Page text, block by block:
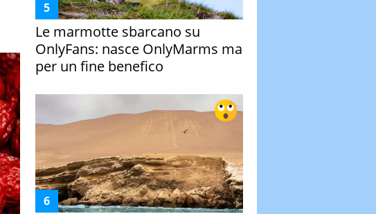
Le marmotte sbarcano su
OnlyFans: nasce OnlyMarms ma
per un fine benefico